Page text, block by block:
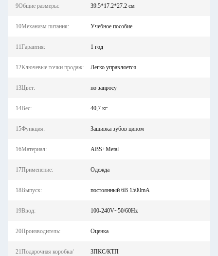
9Общие размеры: 39.5*17.2*27.2 см
10Механизм питания: Учебное пособие
11Гарантия: 1 год
12Ключевые точки продаж: Легко управляется
13Цвет: по запросу
14Вес: 40,7 кг
15Функция: Зашивка зубов ципом
16Материал: ABS+Metal
17Применение: Одежда
18Выпуск: постоянный 6В 1500mA
19Ввод: 100-240V~50/60Hz
20Производитель: Оценка
21Подарочная коробка/
3ПКС/КТП